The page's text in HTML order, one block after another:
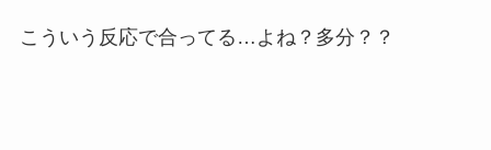
こういう反応で合ってる…よね？多分？？